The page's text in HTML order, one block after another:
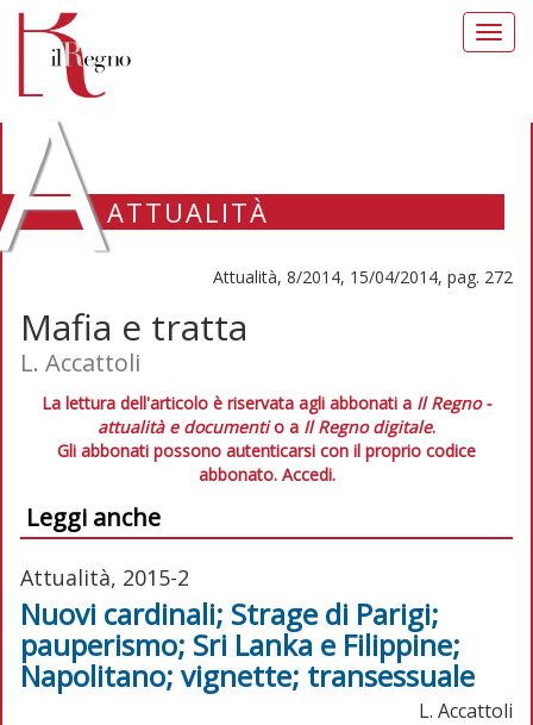
ATTUALITÀ
Attualità, 8/2014, 15/04/2014, pag. 272
Mafia e tratta
L. Accattoli
La lettura dell'articolo è riservata agli abbonati a Il Regno -
attualità e documentio a Il Regno digitale.
Gli abbonati possono autenticarsi con il proprio codice
abbonato. Accedi.
Leggi anche
Attualità, 2015-2
Nuovi cardinali; Strage di Parigi;
pauperismo; Sri Lanka e Filippine;
Napolitano; vignette; transessuale
L. Accattoli